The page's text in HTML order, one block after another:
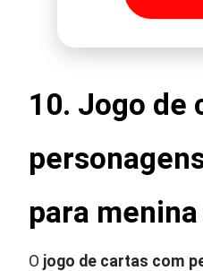
10. Jogo de
para
O jogo de cartas com